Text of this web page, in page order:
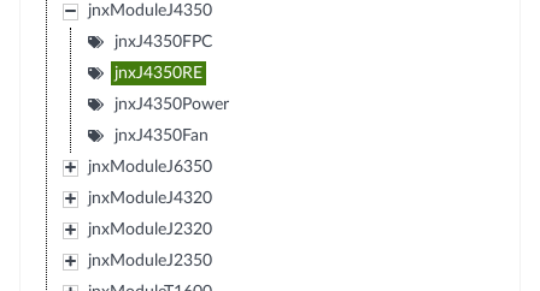
jnxModuleJ4350
jnxJ4350FPC
jnxJ4350RE
jnxJ4350Power
jnxJ4350Fan
jnxModuleJ6350
jnxModuleJ4320
jnxModuleJ2320
jnxModuleJ2350